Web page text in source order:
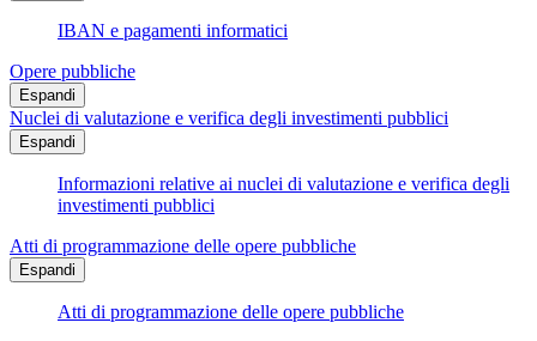
IBAN e pagamenti informatici
Opere pubbliche
Espandi
Nuclei di valutazione e verifica degli investimenti pubblici
Espandi
Informazioni relative ai nuclei di valutazione e verifica degli
investimenti pubblici
Atti di programmazione delle opere pubbliche
Espandi
Atti di programmazione delle opere pubbliche